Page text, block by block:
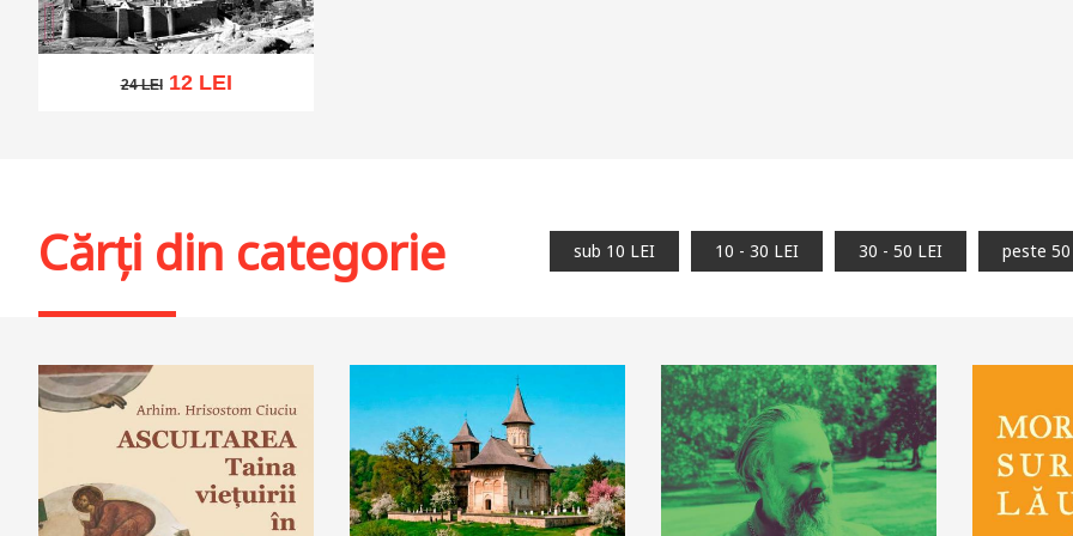
24 LEI12 LEI
Cărți din categorie sub 10 LEI 10 - 30 LEI 30 - 50 LEI peste